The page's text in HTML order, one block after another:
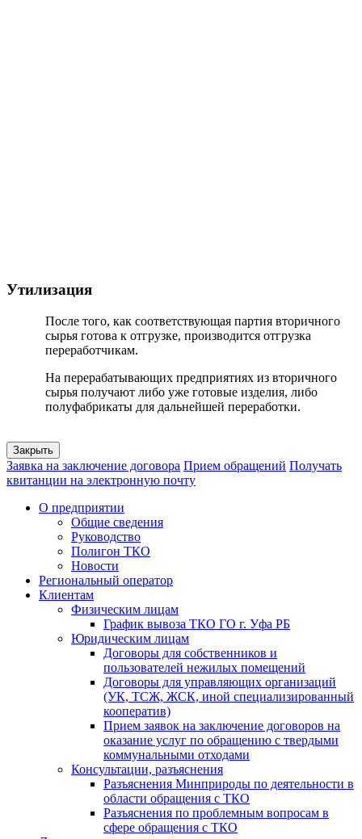
Утилизация
После того, как соответствующая партия вторичного
сырья готова к отгрузке, производится отгрузка
переработчикам.
На перерабатывающих предприятиях из вторичного
сырья получают либо уже готовые изделия, либо
полуфабрикаты для дальнейшей переработки.
Закрыть
Заявка на заключение договора Прием обращений Получать
квитанции на электронную почту
О предприятии
Общие сведения
Руководство
Полигон ТКО
Новости
Региональный оператор
Клиентам
Физическим лицам
График вывоза ТКО ГО г. Уфа РБ
Юридическим лицам
Договоры для собственников и
пользователей нежилых помещений
Договоры для управляющих организаций
(УК, ТСЖ, ЖСК, иной специализированный
кооператив)
Прием заявок на заключение договоров на
оказание услуг по обращению с твердыми
коммунальными отходами
Консультации, разъяснения
Разъяснения Минприроды по деятельности в
области обращения с ТКО
Разъяснения по проблемным вопросам в
сфере обращения с ТКО